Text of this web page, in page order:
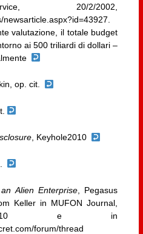
20/2/2002,
valutazione, il totale budget
ai 500 triliardi di dollari –
op. cit.
, Keyhole2010
Alien Enterprise, Pegasus
Keller in MUFON Journal,
2010 e in
forum/thread